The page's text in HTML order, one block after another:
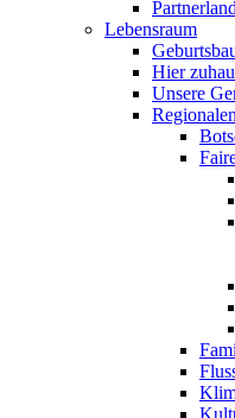
Lebensraum
Hier
Unsere